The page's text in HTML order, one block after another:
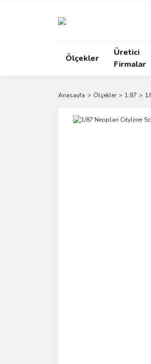
Ölçekler
Üretici
Firmalar
Anasayfa Ölçekler 1:87